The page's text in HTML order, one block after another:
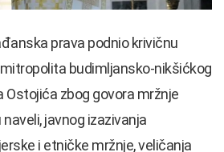
prava podnio krivičnu
budimljansko-nikšićkog
Ostojića zbog govora mržnje
naveli, javnog izazivanja
i etničke mržnje, veličanja